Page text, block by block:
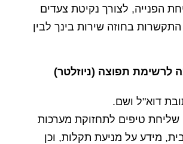
הפנייה, לצורך נקיטת צעדים
התקשרות בחוזה שירות בינך לבין
תפוצה (ניוזלטר)
דוא"ל ושם.
שליחת טיפים לתחזוקת מערכות
מידע על מניעת תקלות, וכן